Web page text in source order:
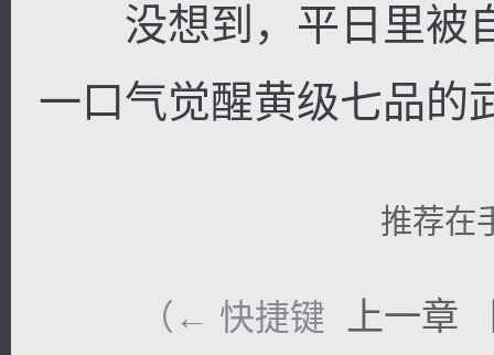
没想到，平日里被
一口气觉醒黄级七品的
推荐在
（← 快捷键 上一章